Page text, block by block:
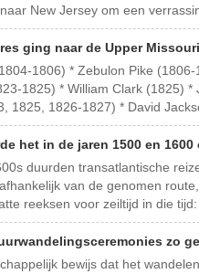
New Jersey om een
ging naar de Upper
1806) * Zebulon Pike
1825) * William Clark (1825)
1825, 1826-1827) * David
het in de jaren 1500 en
duurden transatlantische
van de genomen
reeksen voor zeiltijd in die
zo
bewijs dat het